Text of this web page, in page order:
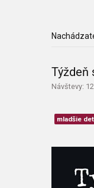
Týždeň
Návštevy:
mladšie